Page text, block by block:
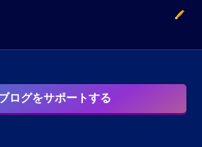
ログをサポートする